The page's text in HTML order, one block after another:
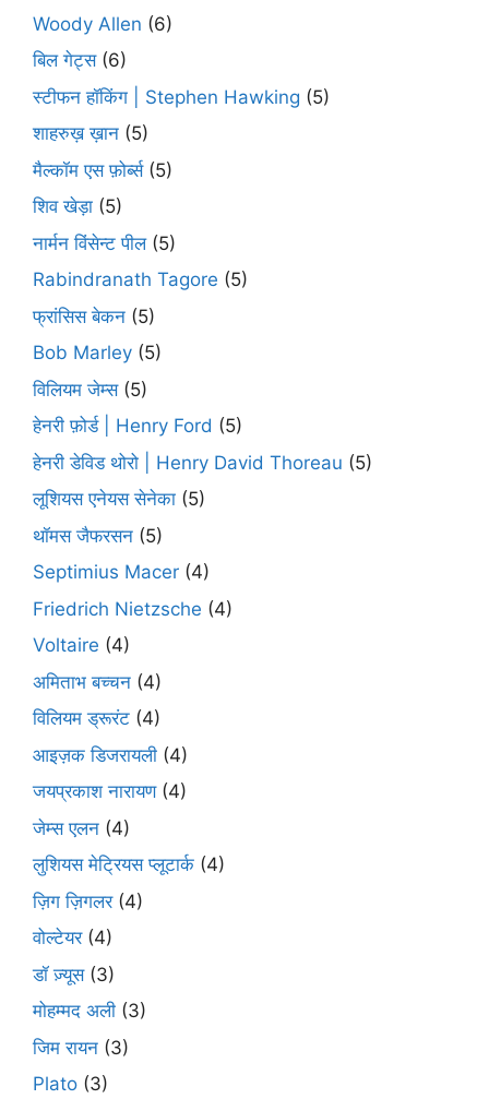
Woody Allen (6)
बिल गेट्स(6)
स्टीफन हॉकिंग | Stephen Hawking (5)
शाहरुख़ ख़ान (5)
मैल्कॉम एस फ़ोर्ब्स(5)
शिव खेड़ा (5)
नार्मन विंसेन्ट पील(5)
Rabindranath Tagore (5)
फ्रांसिस बेकन (5)
Bob Marley (5)
विलियम जेम्स(5)
हेनरी फ़ोर्ड | Henry Ford (5)
हेनरी डेविड थोरो | Henry David Thoreau (5)
लूशियस एनेयस सेनेका (5)
थॉमस जैफरसन (5)
Septimius Macer (4)
Friedrich Nietzsche (4)
Voltaire (4)
अमिताभ बच्चन (4)
विलियम ड्रूरंट (4)
आइज़क डिजरायली (4)
जयप्रकाश नारायण(4)
जेम्स एलन (4)
लुशियस मेट्रियस प्लूटार्क (4)
ज़िग ज़िगलर(4)
वोल्टेयर(4)
डॉ ज़्यूस(3)
मोहम्मद अली (3)
जिम रायन (3)
Plato (3)